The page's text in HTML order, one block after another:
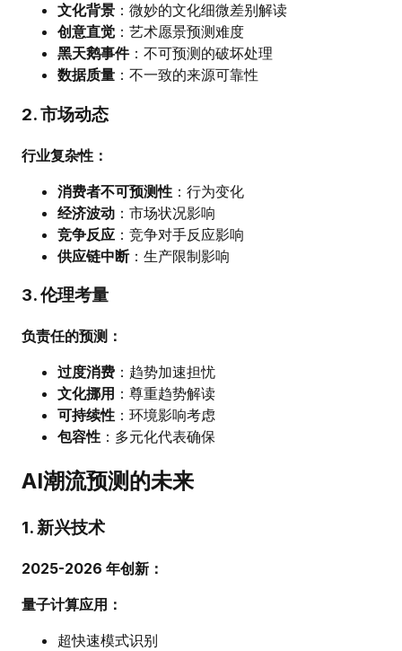
文化背景 ：微妙的文化细微差别解读
创意直觉 ：艺术愿景预测难度
黑天鹅事件：不可预测的破坏处理
数据质量 ：不一致的来源可靠性
2. 市场动态
行业复杂性：
消费者不可预测性 ：行为变化
经济波动 ：市场状况影响
竞争反应 ：竞争对手反应影响
供应链中断：生产限制影响
3. 伦理考量
负责任的预测：
过度消费 ：趋势加速担忧
文化挪用 ：尊重趋势解读
可持续性 ：环境影响考虑
包容性 ：多元化代表确保
AI潮流预测的未来
1. 新兴技术
2025-2026 年创新：
量子计算应用：
超快速模式识别